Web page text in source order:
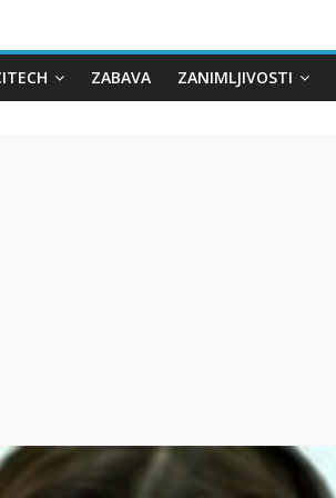
ZABAVA ZANIMLJIVOSTI